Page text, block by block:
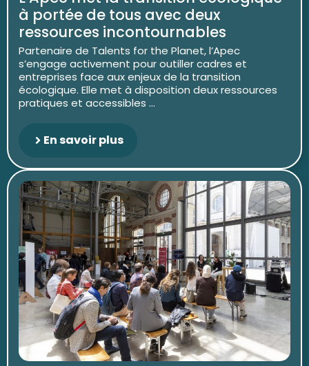
à portée de tous avec deux
ressources incontournables
Partenaire de Talents for the Planet, l’Apec
s’engage activement pour outiller cadres et
entreprises face aux enjeux de la transition
écologique. Elle met à disposition deux ressources
pratiques et accessibles ...
En savoir plus